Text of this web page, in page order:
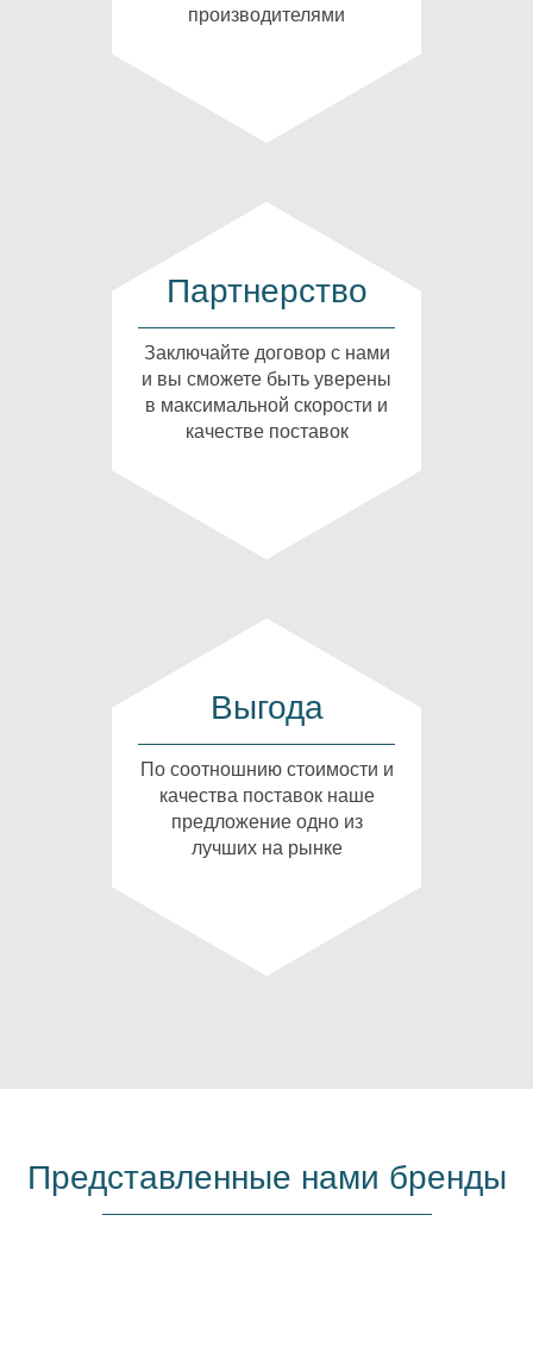
производителями
Партнерство
Заключайте договор с нами
и вы сможете быть уверены
в максимальной скорости и
качестве поставок
Выгода
По соотношнию стоимости и
качества поставок наше
предложение одно из
лучших на рынке
Представленные нами бренды